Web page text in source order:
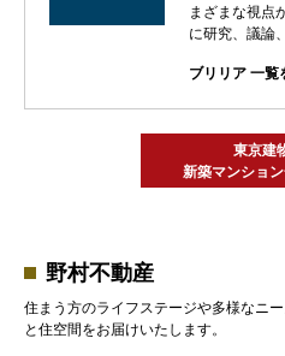
まざまな視点
に研究、議論
ブリリア 一覧
東京建
新築マンショ
野村不動産
住まう方のライフステージや多様なニ
と住空間をお届けいたします。